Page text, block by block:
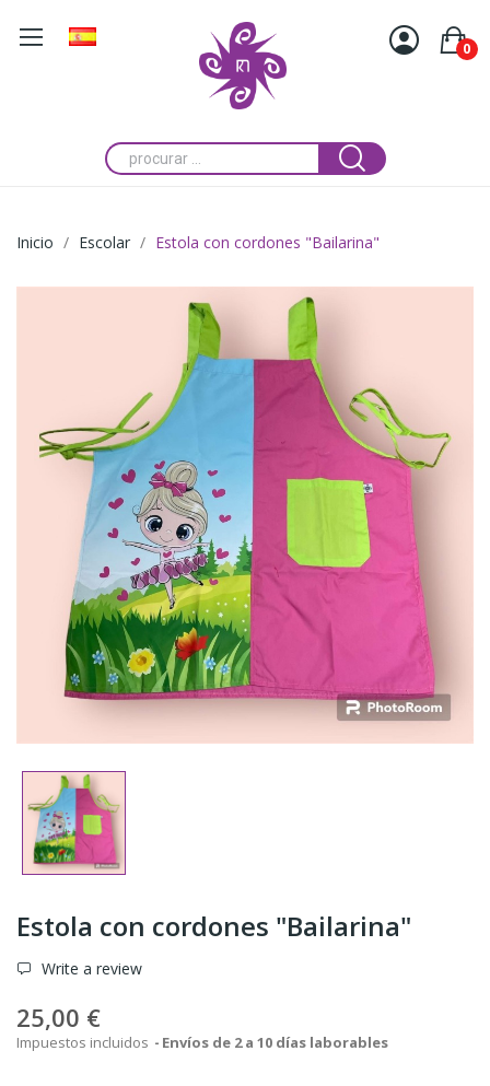
0
Inicio Escolar Estola con cordones "Bailarina"
Estola con cordones "Bailarina"
Write a review
25,00 €
Impuestos incluidos Envíos de 2 a 10 días laborables